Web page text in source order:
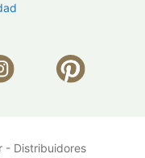
- Distribuidores